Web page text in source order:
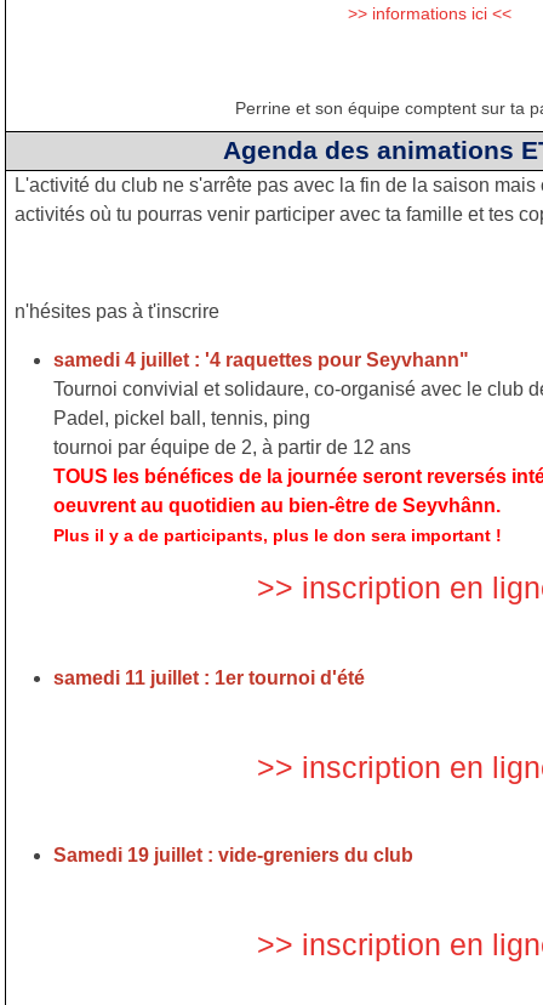
>> informations ici <<
Perrine et son équipe comptent sur ta
Agenda des animations
L'activité du club ne s'arrête pas avec la fin de la saison
activités où tu pourras venir participer avec ta famille et tes
n'hésites pas à t'inscrire
samedi 4 juillet : '4 raquettes pour Seyvhann"
Tournoi convivial et solidaure, co-organisé avec le club
Padel, pickel ball, tennis, ping
tournoi par équipe de 2, à partir de 12 ans
TOUS les bénéfices de la journée seront reversés
oeuvrent au quotidien au bien-être de Seyvhânn.
Plus il y a de participants, plus le don sera important !
>> inscription en
samedi 11 juillet : 1er tournoi d'été
>> inscription en
Samedi 19 juillet : vide-greniers du club
>> inscription en